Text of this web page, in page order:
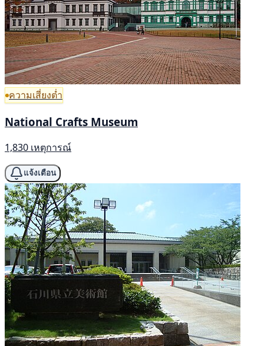
ความเสี่ยงต่ำ
National Crafts Museum
1,830 เหตุการณ์
แจ้งเตือน